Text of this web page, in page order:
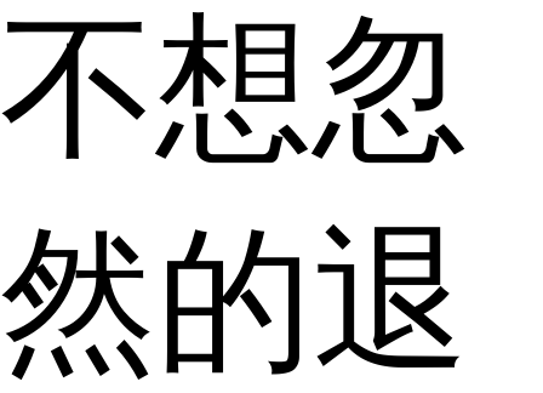
不想忽
然的退